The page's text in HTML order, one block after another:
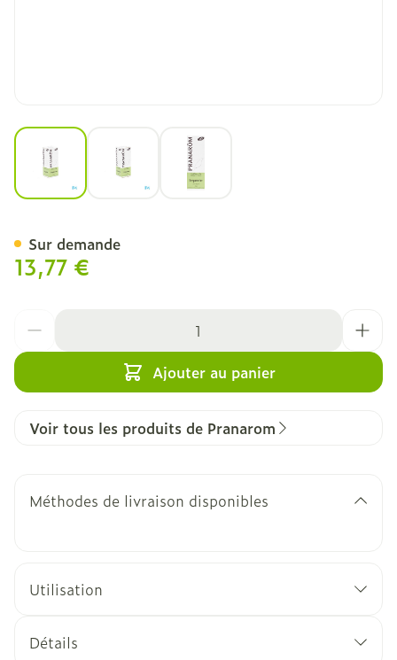
View larger imageView larger imageView larger image
13,77 €
Ajouter au panier
Sur demande
Voir tous les produits de Pranarom
Méthodes de livraison disponibles
Utilisation
Détails